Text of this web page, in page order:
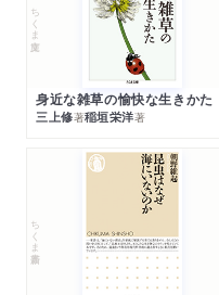
ちくま文庫
身近な雑草の愉快な生きかた
三上修著稲垣栄洋著
ちくま新書